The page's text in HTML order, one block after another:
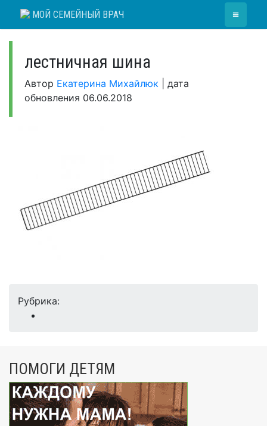
МОЙ СЕМЕЙНЫЙ ВРАЧ ≡
лестничная шина
Автор Екатерина Михайлюк
дата
обновления 06.06.2018
Рубрика:
ПОМОГИ ДЕТЯМ